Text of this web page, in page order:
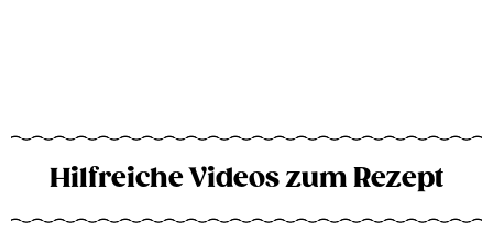
Hilfreiche Videos zum Rezept